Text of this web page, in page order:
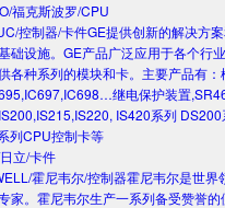
福克斯波罗/CPU
控制器/卡件GE提供创新的解决方
础设施。GE产品广泛应用于各个行
各种系列的模块和卡。主要产品有：
继电保护装置
IS420系列 DS200
列CPU控制卡等
立/卡件
霍尼韦尔/控制器霍尼韦尔是世界
家。霍尼韦尔生产一系列备受赞誉